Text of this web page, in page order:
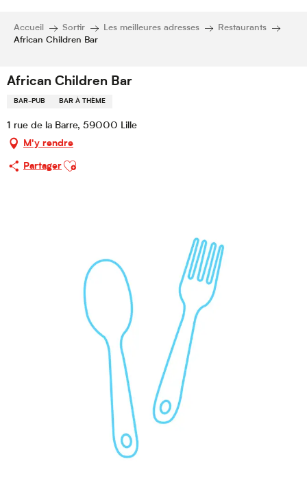
Accueil Sortir Les meilleures adresses
Restaurants
African Children Bar
African Children Bar
BAR-PUB BAR À THÈME
1 rue de la Barre, 59000 Lille
M'y rendre
Partager
Ajouter aux favoris